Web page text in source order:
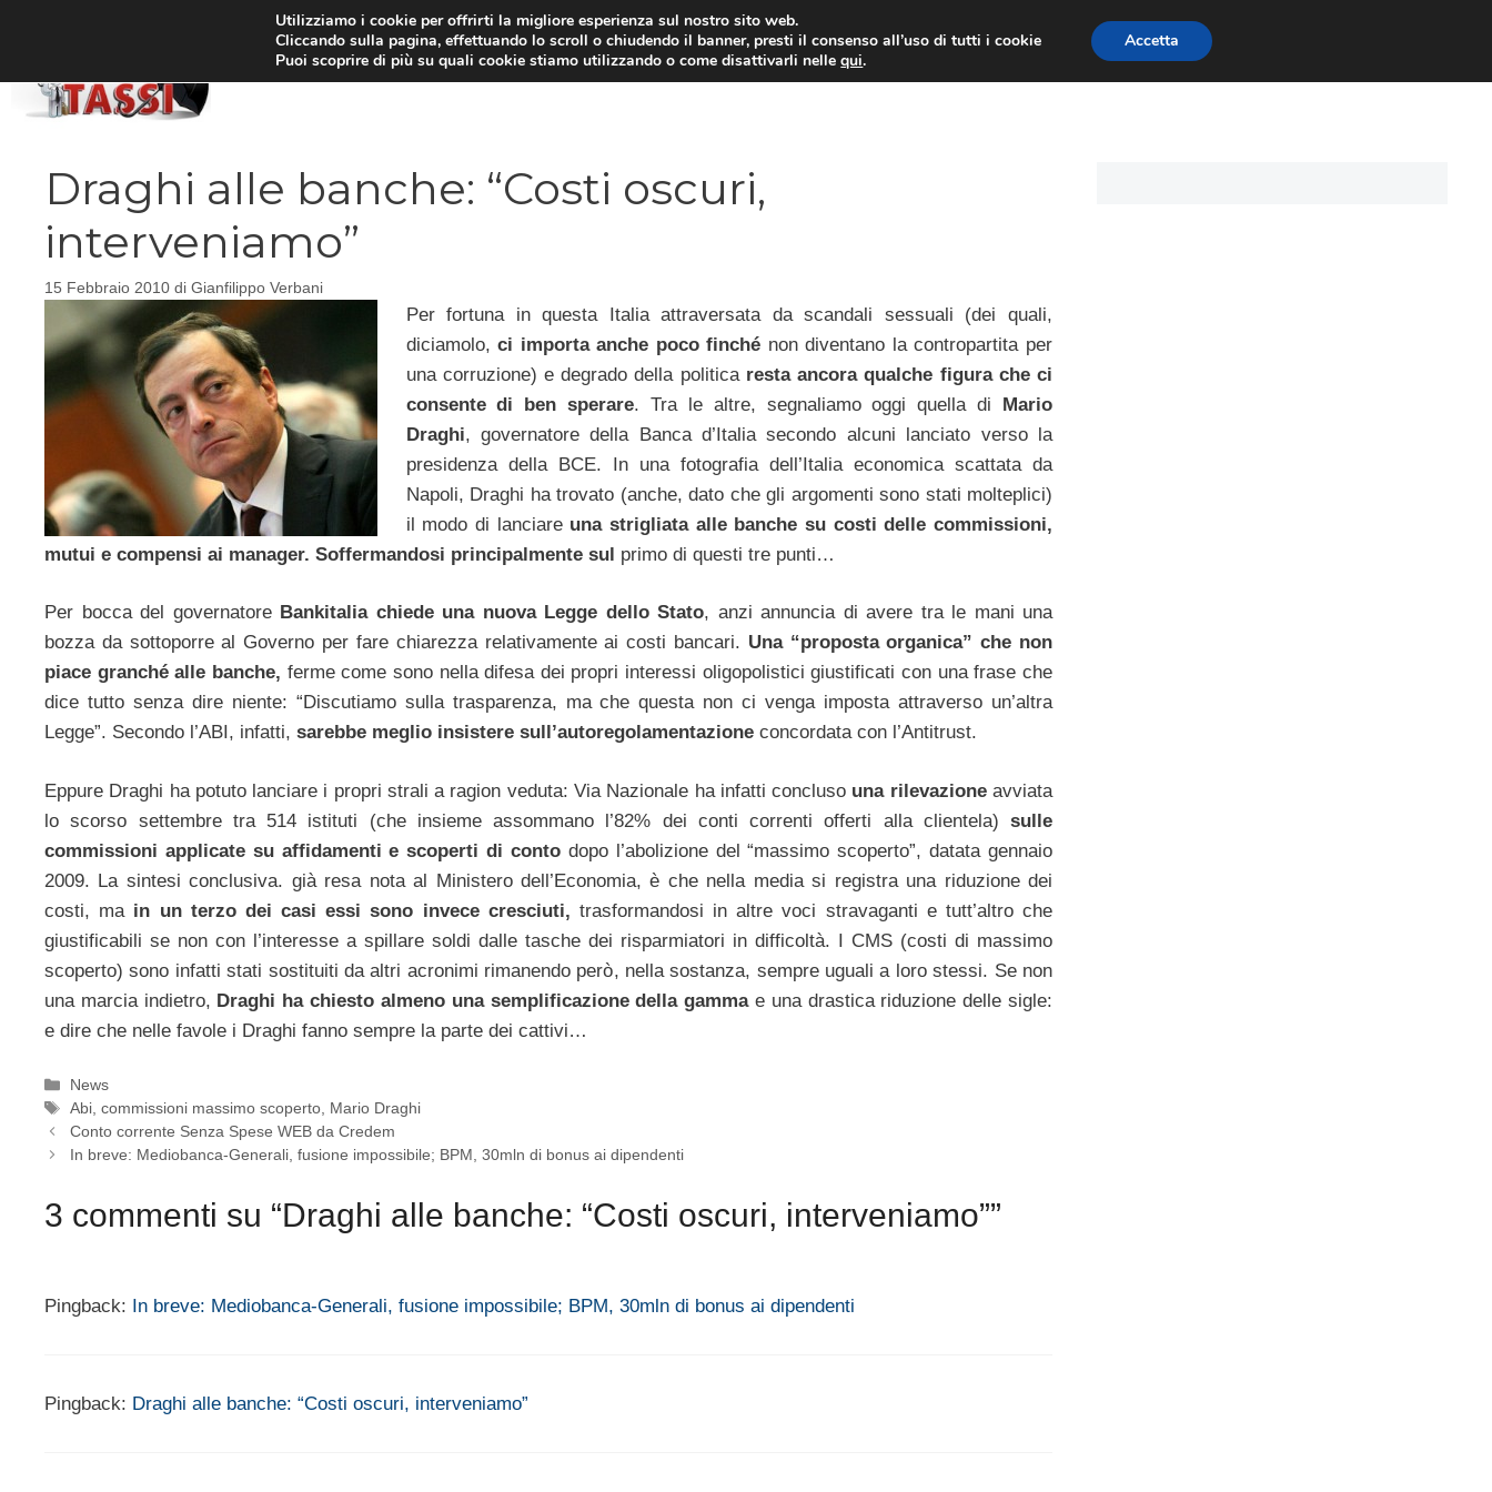
PRESTITI
Draghi alle banche: “Costi oscuri,
interveniamo”
15 Febbraio 2010 di Gianfilippo Verbani
Per fortuna in questa Italia attraversata da scandali sessuali (dei quali,
diciamolo,ci importa anche poco finché non diventano la contropartita per
una corruzione) e degrado della politica resta ancora qualche figura che ci
consente di ben sperare. Tra le altre, segnaliamo oggi quella di Mario
Draghi, governatore della Banca d’Italia secondo alcuni lanciato verso la
presidenza della BCE. In una fotografia dell’Italia economica scattata da
Napoli, Draghi ha trovato (anche, dato che gli argomenti sono stati molteplici)
il modo di lanciare una strigliata alle banche su costi delle commissioni,
mutui e compensi ai manager. Soffermandosi principalmente sul primo di questi tre punti…
Per bocca del governatore Bankitalia chiede una nuova Legge dello Stato, anzi annuncia di avere tra le mani una
bozza da sottoporre al Governo per fare chiarezza relativamente ai costi bancari. Una “proposta organica” che non
piace granché alle banche, ferme come sono nella difesa dei propri interessi oligopolistici giustificati con una frase che
dice tutto senza dire niente: “Discutiamo sulla trasparenza, ma che questa non ci venga imposta attraverso un’altra
Legge”. Secondo l’ABI, infatti, sarebbe meglio insistere sull’autoregolamentazione concordata con l’Antitrust.
Eppure Draghi ha potuto lanciare i propri strali a ragion veduta: Via Nazionale ha infatti concluso una rilevazioneavviata
lo scorso settembre tra 514 istituti (che insieme assommano l’82% dei conti correnti offerti alla clientela) sulle
commissioni applicate su affidamenti e scoperti di conto dopo l’abolizione del “massimo scoperto”, datata gennaio
2009. La sintesi conclusiva. già resa nota al Ministero dell’Economia, è che nella media si registra una riduzione dei
costi, ma in un terzo dei casi essi sono invece cresciuti, trasformandosi in altre voci stravaganti e tutt’altro che
giustificabili se non con l’interesse a spillare soldi dalle tasche dei risparmiatori in difficoltà. I CMS (costi di massimo
scoperto) sono infatti stati sostituiti da altri acronimi rimanendo però, nella sostanza, sempre uguali a loro stessi. Se non
una marcia indietro, Draghi ha chiesto almeno una semplificazione della gamma e una drastica riduzione delle sigle:
e dire che nelle favole i Draghi fanno sempre la parte dei cattivi…
Categorie
News
Tag
Abi,commissioni massimo scoperto, Mario Draghi
Conto corrente Senza Spese WEB da Credem
In breve: Mediobanca-Generali, fusione impossibile; BPM, 30mln di bonus ai dipendenti
3 commenti su “Draghi alle banche: “Costi oscuri, interveniamo””
Pingback: In breve: Mediobanca-Generali, fusione impossibile; BPM, 30mln di bonus ai dipendenti
Pingback: Draghi alle banche: “Costi oscuri, interveniamo”
Utilizziamo i cookie per offrirti la migliore esperienza sul nostro sito web.
Cliccando sulla pagina, effettuando lo scroll o chiudendo il banner, presti il consenso all’uso di tutti i cookie
Puoi scoprire di più su quali cookie stiamo utilizzando o come disattivarli nellequi.
Accetta